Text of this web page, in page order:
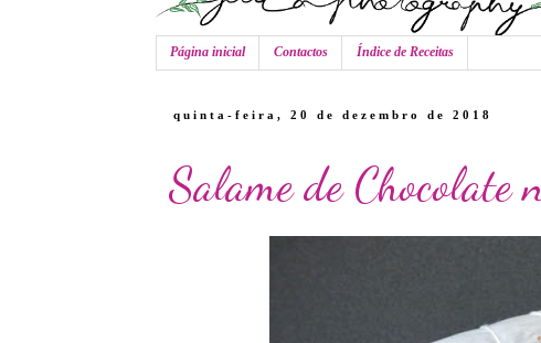
Página inicial Contactos Índice de Receitas
quinta-feira, 20 de dezembro de 2018
Salame de Chocolate